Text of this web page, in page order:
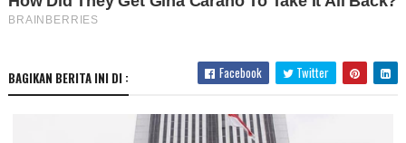
BAGIKAN BERITA INI DI : Facebook Twitter